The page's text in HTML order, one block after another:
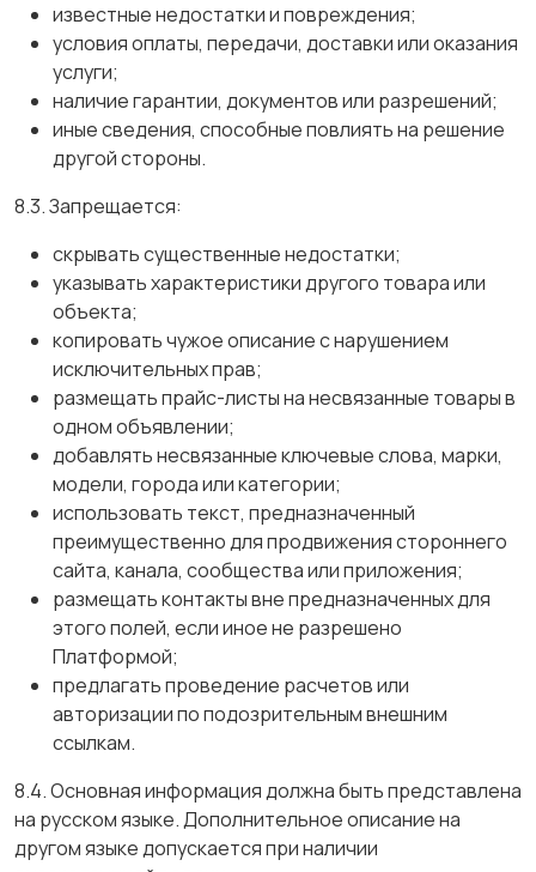
известные недостатки и повреждения;
условия оплаты, передачи, доставки или оказания
услуги;
наличие гарантии, документов или разрешений;
иные сведения, способные повлиять на решение
другой стороны.
8.3. Запрещается:
скрывать существенные недостатки;
указывать характеристики другого товара или
объекта;
копировать чужое описание с нарушением
исключительных прав;
размещать прайс-листы на несвязанные товары в
одном объявлении;
добавлять несвязанные ключевые слова, марки,
модели, города или категории;
использовать текст, предназначенный
преимущественно для продвижения стороннего
сайта, канала, сообщества или приложения;
размещать контакты вне предназначенных для
этого полей, если иное не разрешено
Платформой;
предлагать проведение расчетов или
авторизации по подозрительным внешним
ссылкам.
8.4. Основная информация должна быть представлена
на русском языке. Дополнительное описание на
другом языке допускается при наличии